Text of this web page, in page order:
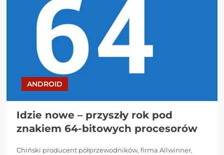
ANDROID
Idzie nowe – przyszły rok pod
znakiem 64-bitowych procesorów
Chiński producent półprzewodników, firma Allwinner,